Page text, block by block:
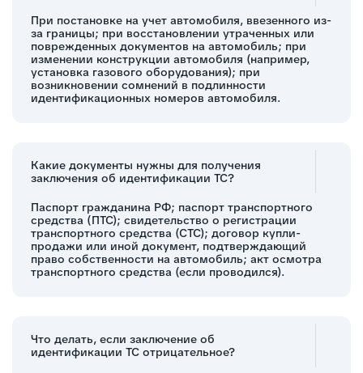
При постановке на учет автомобиля, ввезенного из-
за границы; при восстановлении утраченных или
поврежденных документов на автомобиль; при
изменении конструкции автомобиля (например,
установка газового оборудования); при
возникновении сомнений в подлинности
идентификационных номеров автомобиля.
Какие документы нужны для получения
заключения об идентификации ТС?
Паспорт гражданина РФ; паспорт транспортного
средства (ПТС); свидетельство о регистрации
транспортного средства (СТС); договор купли-
продажи или иной документ, подтверждающий
право собственности на автомобиль; акт осмотра
транспортного средства (если проводился).
Что делать, если заключение об
идентификации ТС отрицательное?